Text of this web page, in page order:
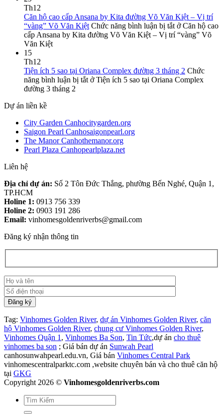
Th12
Căn hộ cao cấp Ansana by Kita đường Võ Văn Kiệt – Vị trí
“vàng” Võ Văn Kiệt Chức năng bình luận bị tắt ở Căn hộ cao
cấp Ansana by Kita đường Võ Văn Kiệt – Vị trí “vàng” Võ
Văn Kiệt
15
Th12
Tiện ích 5 sao tại Oriana Complex đường 3 tháng 2 Chức
năng bình luận bị tắt ở Tiện ích 5 sao tại Oriana Complex
đường 3 tháng 2
Dự án liền kề
City Garden Canhocitygarden.org
Saigon Pearl Canhosaigonpearl.org
The Manor Canhothemanor.org
Pearl Plaza Canhopearlplaza.net
Liên hệ
Địa chỉ dự án: Số 2 Tôn Đức Thắng, phường Bến Nghé, Quận 1,
TP.HCM
Holine 1: 0913 756 339
Holine 2: 0903 191 286
Email: vinhomesgoldenriverbs@gmail.com
Đăng ký nhận thông tin
Tag: Vinhomes Golden River, dự án Vinhomes Golden River, căn
hộ Vinhomes Golden River, chung cư Vinhomes Golden River,
Vinhomes Quận 1 , Vinhomes Ba Son, Tin Tức,dự án cho thuê
vinhomes ba son ; Giá bán dự án Sunwah Pearl
canhosunwahpearl.edu.vn, Giá bán Vinhomes Central Park
vinhomescentralparktc.com ,website chuyên bán và cho thuê căn hộ
tại GKG
Copyright 2026 © Vinhomesgoldenriverbs.com